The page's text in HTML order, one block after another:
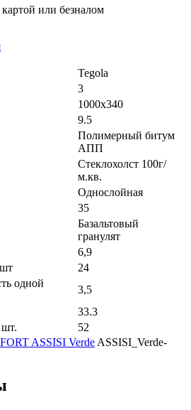
или безналом
Tegola
3
1000х340
9.5
Полимерный битум
АПП
Стеклохолст 100г/
м.кв.
Однослойная
35
Базальтовый
гранулят
6,9
24
одной
3,5
33.3
52
ASSISI_Verde-